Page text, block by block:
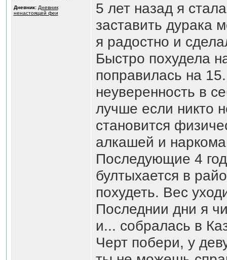
Дневник: Дневник
ненастоящей феи
5 лет назад я
заставить дурака
я радостно и
Быстро похудела
поправилась на
неуверенность в
лучше если никто
становится
алкашей и
Последующие 4
бултыхается в
похудеть. Вес
Последнии дни я
и... собралась в
Черт побери, у